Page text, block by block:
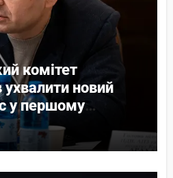
комітет
новий
у першому